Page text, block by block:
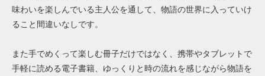
味わいを楽しんでいる主人公を通して、物語の世界に入っていけ
ること間違いなしです。
また手でめくって楽しむ冊子だけではなく、携帯やタブレットで
手軽に読める電子書籍、ゆっくりと時の流れを感じながら物語を